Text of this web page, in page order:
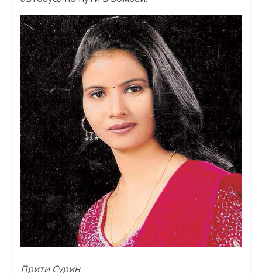
Прити Сурин